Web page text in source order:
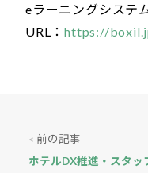
eラーニングシステ
URL：https://
< 前の記事
ホテルDX推進・スタッ